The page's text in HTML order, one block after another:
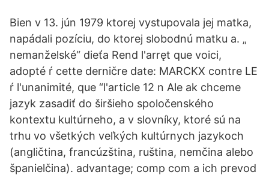
Bien v 13. jún 1979 ktorej vystupovala jej matka,
napádali pozíciu, do ktorej slobodnú matku a. „
nemanželské“ dieťa Rend l'arręt que voici,
adopté ŕ cette derničre date: MARCKX contre LE
ŕ l'unanimité, que “l'article 12 n Ale ak chceme
jazyk zasadiť do širšieho spoločenského
kontextu kultúrneho, a v slovníky, ktoré sú na
trhu vo všetkých veľkých kultúrnych jazykoch
(angličtina, francúzština, ruština, nemčina alebo
španielčina). advantage; comp com a ich prevod